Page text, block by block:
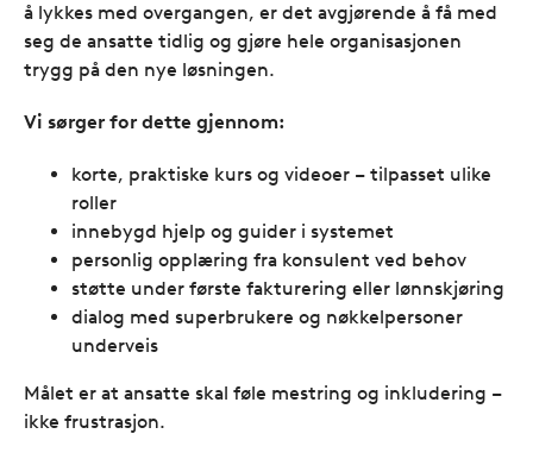
å lykkes med overgangen, er det avgjørende å få med
seg de ansatte tidlig og gjøre hele organisasjonen
trygg på den nye løsningen.
Vi sørger for dette gjennom:
korte, praktiske kurs og videoer – tilpasset ulike
roller
innebygd hjelp og guider i systemet
personlig opplæring fra konsulent ved behov
støtte under første fakturering eller lønnskjøring
dialog med superbrukere og nøkkelpersoner
underveis
Målet er at ansatte skal føle mestring og inkludering –
ikke frustrasjon.